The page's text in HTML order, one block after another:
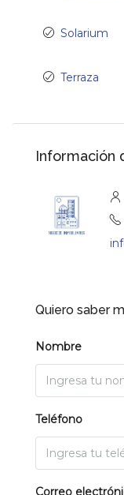
Solarium
Terraza
Información
Quiero saber
Nombre
Teléfono
Correo